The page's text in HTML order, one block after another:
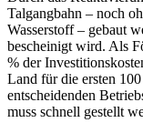
Talgangbahn – noch
Wasserstoff – gebaut
bescheinigt wird. Als
% der
Land für die ersten
entscheidenden
muss schnell gestellt